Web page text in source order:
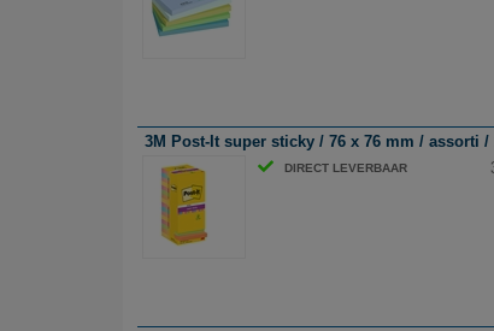
3M Post-It super sticky / 76 x 76 mm / assorti /
DIRECT LEVERBAAR